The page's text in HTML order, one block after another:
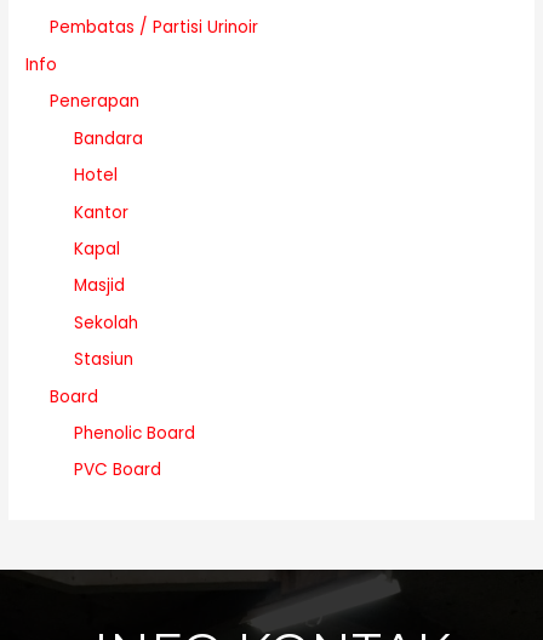
Pembatas / Partisi Urinoir
Info
Penerapan
Bandara
Hotel
Kantor
Kapal
Masjid
Sekolah
Stasiun
Board
Phenolic Board
PVC Board